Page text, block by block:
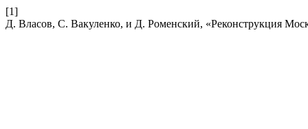
[1]
Д. Власов, С. Вакуленко, и Д. Роменский, «Реконструкция